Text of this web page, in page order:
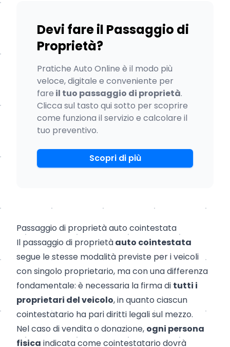
Devi fare il Passaggio di
Proprietà?
Pratiche Auto Online è il modo più
veloce, digitale e conveniente per
fare il tuo passaggio di proprietà.
Clicca sul tasto qui sotto per scoprire
come funziona il servizio e calcolare il
tuo preventivo.
Scopri di più
Passaggio di proprietà auto cointestata
Il passaggio di proprietàauto cointestata
segue le stesse modalità previste per i veicoli
con singolo proprietario, ma con una differenza
fondamentale: è necessaria la firma di tutti i
proprietari del veicolo, in quanto ciascun
cointestatario ha pari diritti legali sul mezzo.
Nel caso di vendita o donazione, ogni persona
fisica indicata come cointestatario dovrà